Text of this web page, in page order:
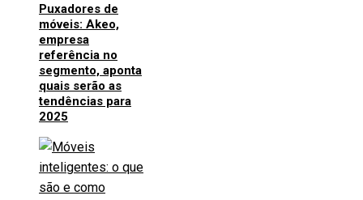
Puxadores de
móveis: Akeo,
empresa
referência no
segmento, aponta
quais serão as
tendências para
2025